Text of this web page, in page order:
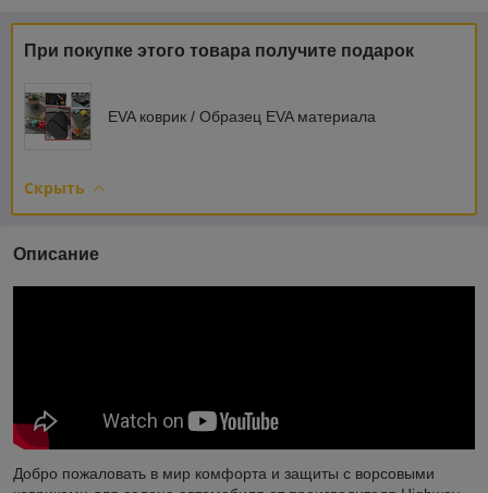
При покупке этого товара получите подарок
EVA коврик / Образец EVA материала
Скрыть
Описание
Добро пожаловать в мир комфорта и защиты с ворсовыми